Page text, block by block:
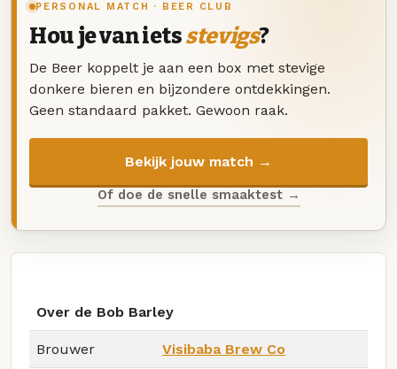
PERSONAL MATCH · BEER CLUB
Hou je van ietsstevigs?
De Beer koppelt je aan een box met stevige
donkere bieren en bijzondere ontdekkingen.
Geen standaard pakket. Gewoon raak.
Bekijk jouw match →
Of doe de snelle smaaktest →
Over de Bob Barley
Brouwer Visibaba Brew Co